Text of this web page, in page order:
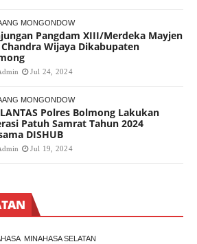
MONGONDOW
Pangdam XIII/Merdeka Mayjen
Wijaya Dikabupaten
Jul 24, 2024
MONGONDOW
Polres Bolmong Lakukan
Patuh Samrat Tahun 2024
DISHUB
Jul 19, 2024
MINAHASA SELATAN